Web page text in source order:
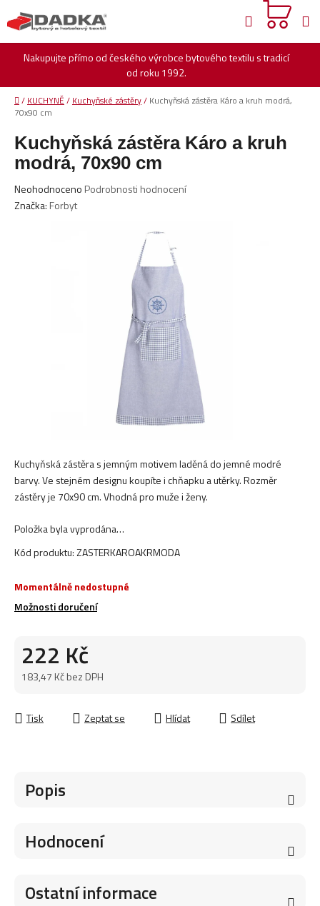
na
obsah
Nakupujte přímo od českého výrobce bytového textilu s tradicí
od roku 1992.
Hledat
Domů
/ KUCHYNĚ / Kuchyňské zástěry/ Kuchyňská zástěra Káro a kruh modrá,
70x90 cm
Kuchyňská zástěra s jemným motivem laděná do jemné modré
barvy. Ve stejném designu koupíte i chňapku a utěrky. Rozměr
zástěry je 70x90 cm. Vhodná pro muže i ženy.
Položka byla vyprodána…
Kód produktu:ZASTERKAROAKRMODA
Momentálně nedostupné
Možnosti doručení
222 Kč
183,47 Kč bez DPH
Tisk
Zeptat se Hlídat Sdílet
Kuchyňská zástěra Káro a kruh
modrá, 70x90 cm
Průměrné
hodnocení
Neohodnoceno Podrobnosti hodnocení
Značka: Forbyt
Popis
Hodnocení
Ostatní informace